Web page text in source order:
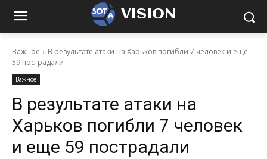
VISION
Важное
В результате атаки на Харьков погибли 7 человек и еще
59 пострадали
Важное
В результате атаки на
Харьков погибли 7 человек
и еще 59 пострадали